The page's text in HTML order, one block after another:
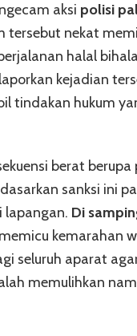
aksi polisi
tersebut nekat
halal
kejadian
tindakan hukum
berat
sanksi ini
lapangan. Di
kemarahan
seluruh aparat
memulihkan